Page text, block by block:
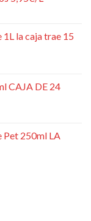
la caja trae 15
CAJA DE 24
Pet 250ml LA